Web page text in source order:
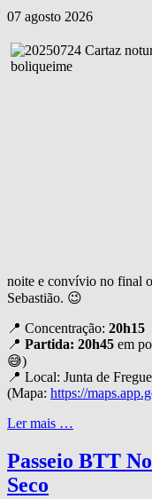
07 agosto 2026
noite e convívio no final
Sebastião. 😉
📍 Concentração: 20h15
📍 Partida: 20h45 em
😅)
📍 Local: Junta de
(Mapa: https://
Ler mais …
Passeio BTT
Seco